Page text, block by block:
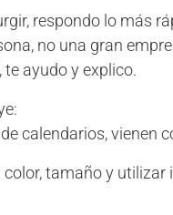
respondo lo más
no una gran
te ayudo y explico.
calendarios, vienen
color, tamaño y